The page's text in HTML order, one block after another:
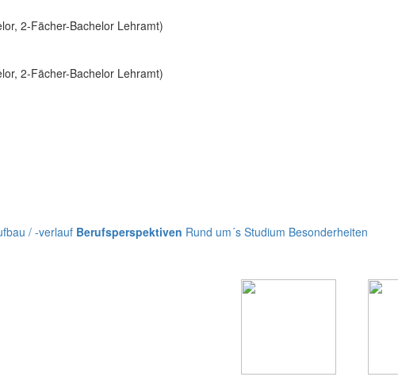
2-Fächer-Bachelor Lehramt)
2-Fächer-Bachelor Lehramt)
/ -verlauf Berufsperspektiven Rund um´s Studium Besonderheiten